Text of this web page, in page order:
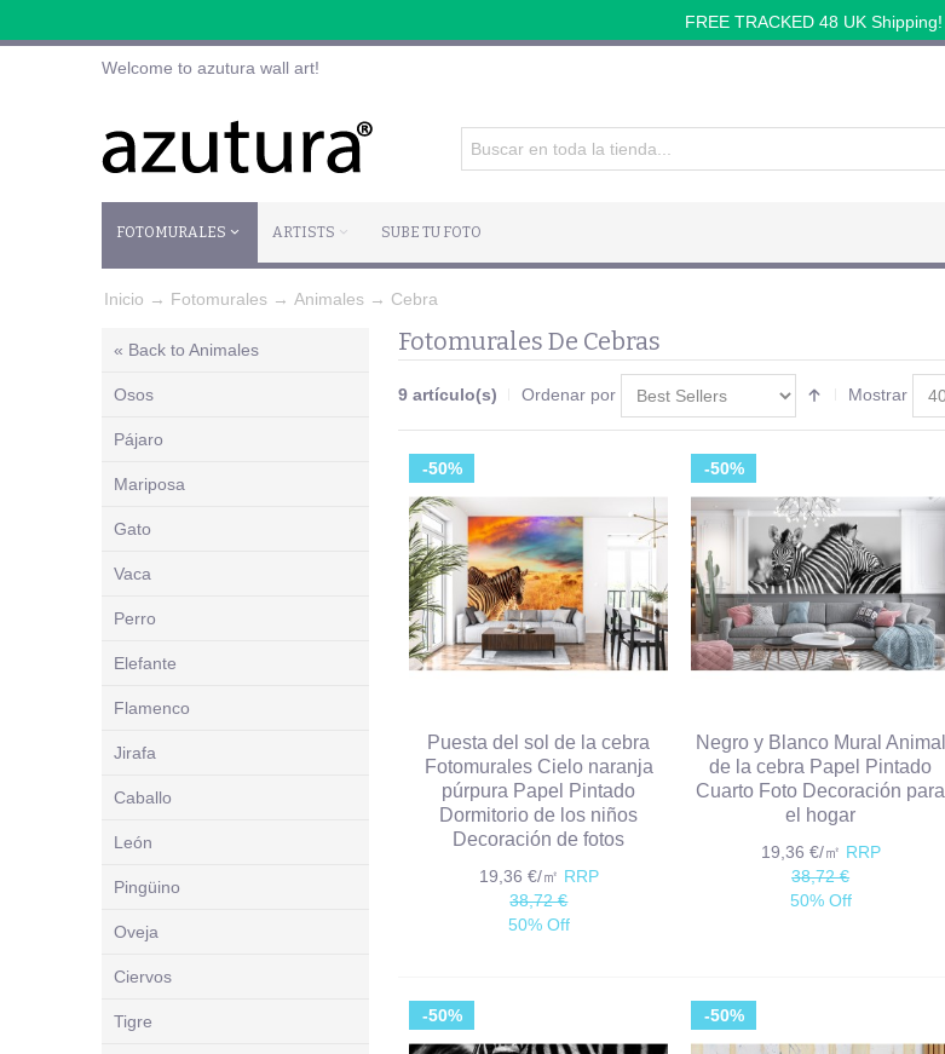
FREE TRACKED 48 UK Shipping!
Welcome to azutura wall art!
FOTOMURALES ARTISTS SUBE TU FOTO
Inicio → Fotomurales → Animales → Cebra
Fotomurales De Cebras
9 artículo(s) Ordenar por Mostrar
-50%
Puesta del sol de la cebra
Fotomurales Cielo naranja
púrpura Papel Pintado
Dormitorio de los niños
Decoración de fotos
19,36 €/㎡ RRP
38,72 €
50% Off
-50%
Negro y Blanco Mural Animal
de la cebra Papel Pintado
Cuarto Foto Decoración para
el hogar
19,36 €/㎡ RRP
38,72 €
50% Off
-50% -50%
« Back to Animales
Osos
Pájaro
Mariposa
Gato
Vaca
Perro
Elefante
Flamenco
Jirafa
Caballo
León
Pingüino
Oveja
Ciervos
Tigre